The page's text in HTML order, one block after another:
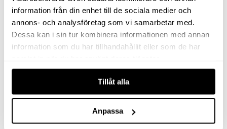
information från din enhet till de sociala medier och
annons- och analysföretag som vi samarbetar med.
Dessa kan i sin tur kombinera informationen med annan
information som du har tillhandahållit eller som de har
Tillåt alla
Anpassa
Golv- & Kombinationsmunstycke
Munstycke
Motor
Reservdelar dammsugare
Rör & handtag
Uppsamlingspåsar
Alla produkter